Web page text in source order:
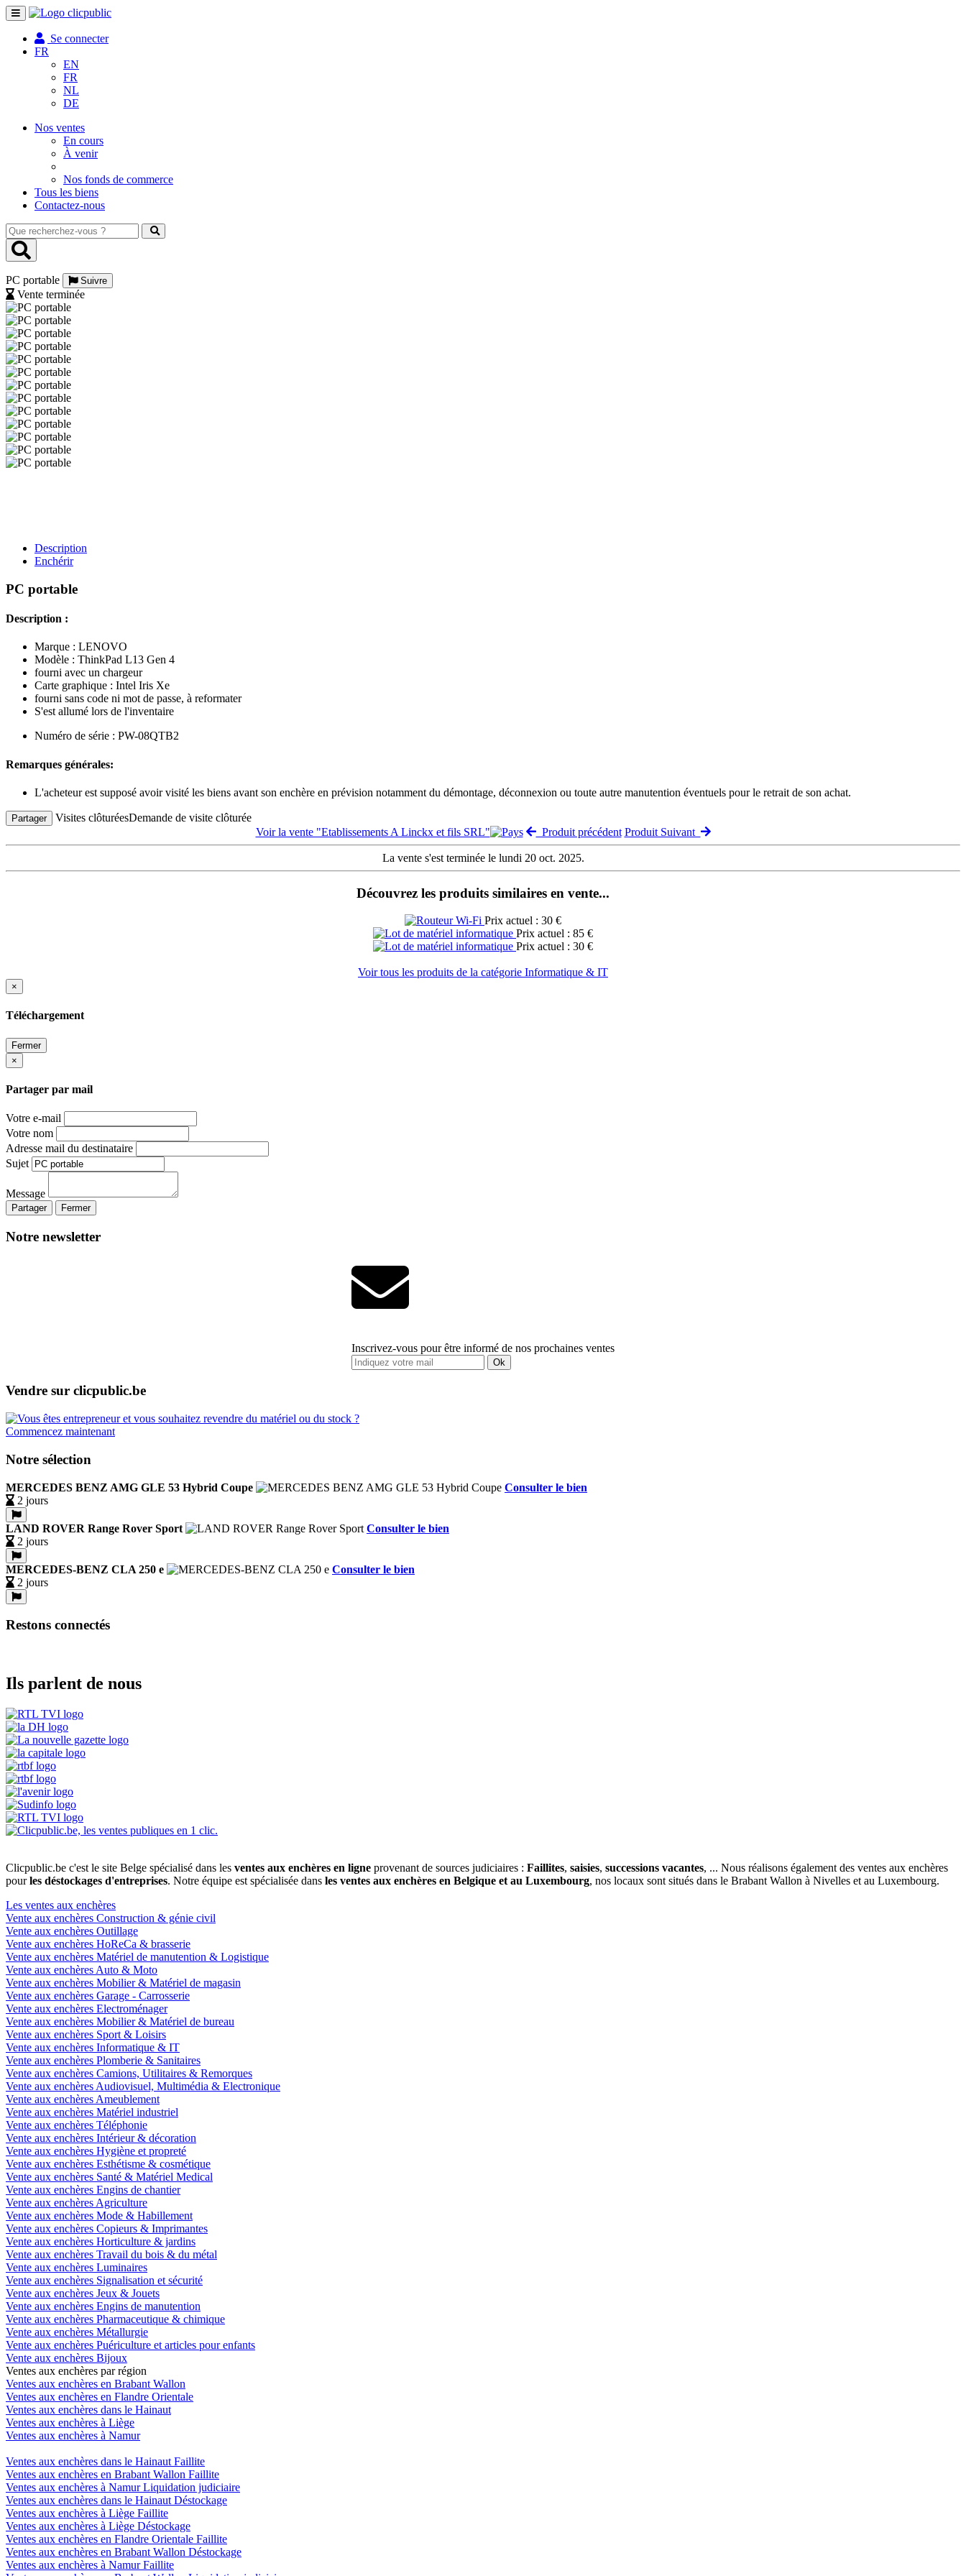
Toggle
navigation
Se connecter
FR
EN
FR
NL
DE
Nos ventes
En cours
À venir
Nos fonds de commerce
Tous les biens
Contactez-nous
Que
recherchez-
vous
PC portable
Suivre
Vente terminée
Description
Enchérir
PC portable
Description :
Marque : LENOVO
Modèle : ThinkPad L13 Gen 4
fourni avec un chargeur
Carte graphique : Intel Iris Xe
fourni sans code ni mot de passe, à reformater
S'est allumé lors de l'inventaire
Numéro de série : PW-08QTB2
Remarques générales:
L'acheteur est supposé avoir visité les biens avant son enchère en prévision notamment du démontage, déconnexion ou toute autre manutention éventuels pour le retrait de son achat.
Partager Visites clôturéesDemande de visite clôturée
Voir la vente "Etablissements A Linckx et fils SRL"
Produit précédent Produit Suivant
La vente s'est terminée le lundi 20 oct. 2025.
Découvrez les produits similaires en vente...
Prix actuel : 30 €
Prix actuel : 85 €
Prix actuel : 30 €
Voir tous les produits de la catégorie Informatique & IT
×
Téléchargement
Fermer
×
Partager par mail
Votre e-mail
Votre nom
Adresse mail du destinataire
Sujet
Message
Partager Fermer
Notre newsletter
Inscrivez-vous pour être informé de nos prochaines ventes
Ok
Vendre sur clicpublic.be
Commencez maintenant
Notre sélection
MERCEDES BENZ AMG GLE 53 Hybrid Coupe
Consulter le bien
2 jours
LAND ROVER Range Rover Sport
Consulter le bien
2 jours
MERCEDES-BENZ CLA 250 e
Consulter le bien
2 jours
Restons connectés
Ils parlent de nous
Clicpublic.be c'est le site Belge spécialisé dans les ventes aux enchères en ligne provenant de sources judiciaires : Faillites, saisies, successions vacantes, ... Nous réalisons également des ventes aux enchères
pourles déstockages d'entreprises. Notre équipe est spécialisée dans les ventes aux enchères en Belgique et au Luxembourg, nos locaux sont situés dans le Brabant Wallon à Nivelles et au Luxembourg.
Les ventes aux enchères
Vente aux enchères Construction & génie civil
Vente aux enchères Outillage
Vente aux enchères HoReCa & brasserie
Vente aux enchères Matériel de manutention & Logistique
Vente aux enchères Auto & Moto
Vente aux enchères Mobilier & Matériel de magasin
Vente aux enchères Garage - Carrosserie
Vente aux enchères Electroménager
Vente aux enchères Mobilier & Matériel de bureau
Vente aux enchères Sport & Loisirs
Vente aux enchères Informatique & IT
Vente aux enchères Plomberie & Sanitaires
Vente aux enchères Camions, Utilitaires & Remorques
Vente aux enchères Audiovisuel, Multimédia & Electronique
Vente aux enchères Ameublement
Vente aux enchères Matériel industriel
Vente aux enchères Téléphonie
Vente aux enchères Intérieur & décoration
Vente aux enchères Hygiène et propreté
Vente aux enchères Esthétisme & cosmétique
Vente aux enchères Santé & Matériel Medical
Vente aux enchères Engins de chantier
Vente aux enchères Agriculture
Vente aux enchères Mode & Habillement
Vente aux enchères Copieurs & Imprimantes
Vente aux enchères Horticulture & jardins
Vente aux enchères Travail du bois & du métal
Vente aux enchères Luminaires
Vente aux enchères Signalisation et sécurité
Vente aux enchères Jeux & Jouets
Vente aux enchères Engins de manutention
Vente aux enchères Pharmaceutique & chimique
Vente aux enchères Métallurgie
Vente aux enchères Puériculture et articles pour enfants
Vente aux enchères Bijoux
Ventes aux enchères par région
Ventes aux enchères en Brabant Wallon
Ventes aux enchères en Flandre Orientale
Ventes aux enchères dans le Hainaut
Ventes aux enchères à Liège
Ventes aux enchères à Namur
Ventes aux enchères dans le Hainaut Faillite
Ventes aux enchères en Brabant Wallon Faillite
Ventes aux enchères à Namur Liquidation judiciaire
Ventes aux enchères dans le Hainaut Déstockage
Ventes aux enchères à Liège Faillite
Ventes aux enchères à Liège Déstockage
Ventes aux enchères en Flandre Orientale Faillite
Ventes aux enchères en Brabant Wallon Déstockage
Ventes aux enchères à Namur Faillite